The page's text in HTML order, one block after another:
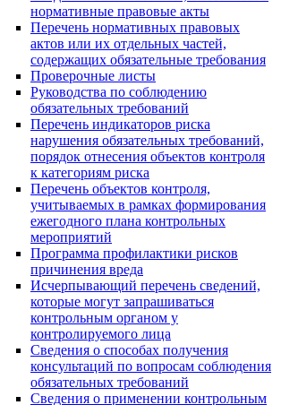
нормативные правовые акты
Перечень нормативных правовых
актов или их отдельных частей,
содержащих обязательные требования
Проверочные листы
Руководства по соблюдению
обязательных требований
Перечень индикаторов риска
нарушения обязательных требований,
порядок отнесения объектов контроля
к категориям риска
Перечень объектов контроля,
учитываемых в рамках формирования
ежегодного плана контрольных
мероприятий
Программа профилактики рисков
причинения вреда
Исчерпывающий перечень сведений,
которые могут запрашиваться
контрольным органом у
контролируемого лица
Сведения о способах получения
консультаций по вопросам соблюдения
обязательных требований
Сведения о применении контрольным